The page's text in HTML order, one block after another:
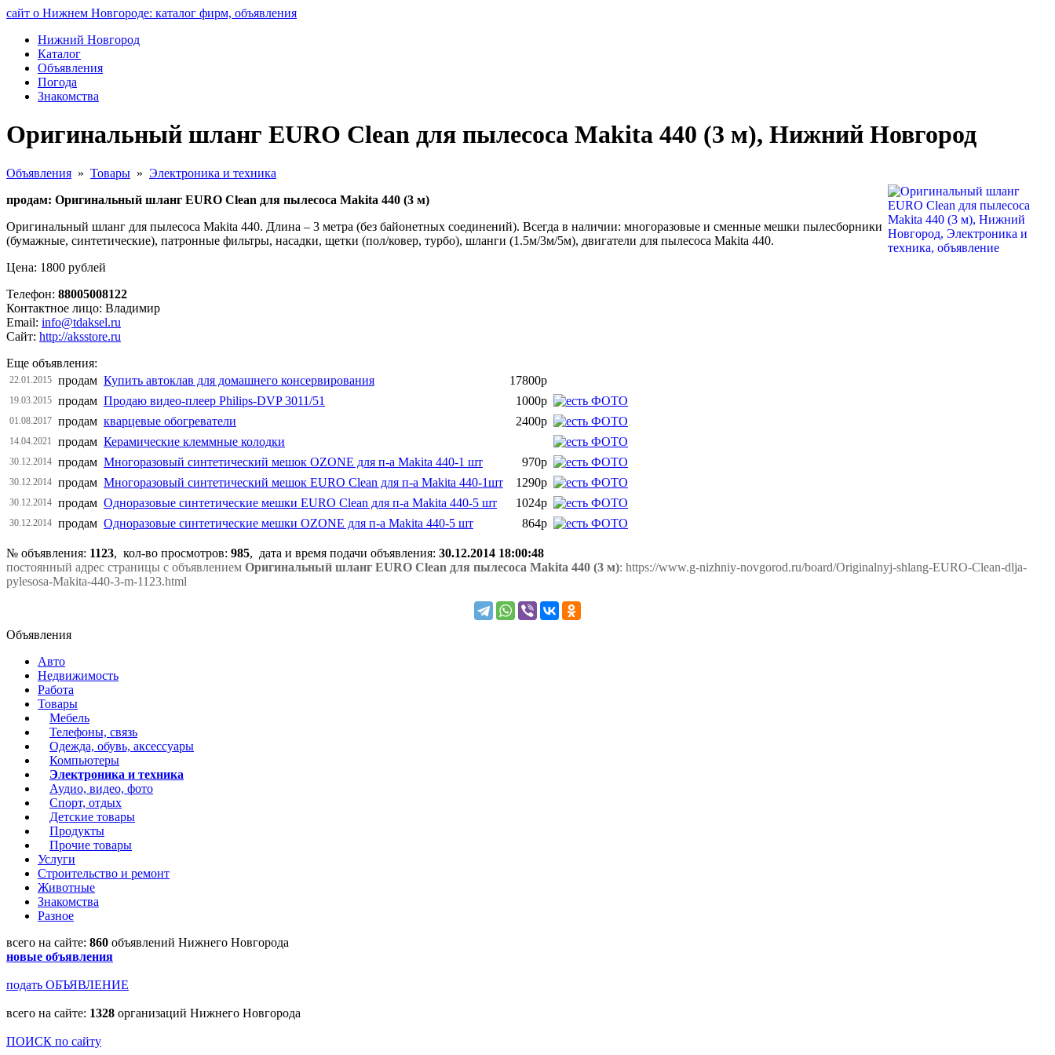
сайт о Нижнем Новгороде: каталог фирм, объявления
Нижний Новгород
Каталог
Объявления
Погода
Знакомства
Оригинальный шланг EURO Clean для пылесоса Makita 440 (3 м), Нижний Новгород
Объявления » Товары » Электроника и техника
продам: Оригинальный шланг EURO Clean для пылесоса Makita 440 (3 м)
Оригинальный шланг для пылесоса Makita 440. Длина – 3 метра (без байонетных соединений). Всегда в наличии: многоразовые и сменные мешки пылесборники
(бумажные, синтетические), патронные фильтры, насадки, щетки (пол/ковер, турбо), шланги (1.5м/3м/5м), двигатели для пылесоса Makita 440.
Цена: 1800 рублей
Телефон: 88005008122
Контактное лицо: Владимир
Email: info@tdaksel.ru
Сайт: http://aksstore.ru
Еще объявления:
22.01.2015 продам Купить автоклав для домашнего консервирования 17800р
19.03.2015 продам Продаю видео-плеер Philips-DVP 3011/51 1000р
01.08.2017 продам кварцевые обогреватели 2400р
14.04.2021 продам Керамические клеммные колодки
30.12.2014 продам Многоразовый синтетический мешок OZONE для п-а Makita 440-1 шт 970р
30.12.2014 продам Многоразовый синтетический мешок EURO Clean для п-а Makita 440-1шт 1290р
30.12.2014 продам Одноразовые синтетические мешки EURO Clean для п-а Makita 440-5 шт 1024р
30.12.2014 продам Одноразовые синтетические мешки OZONE для п-а Makita 440-5 шт 864р
№ объявления: 1123, кол-во просмотров: 985, дата и время подачи объявления: 30.12.2014 18:00:48
постоянный адрес страницы с объявлением Оригинальный шланг EURO Clean для пылесоса Makita 440 (3 м): https://www.g-nizhniy-novgorod.ru/board/Originalnyj-shlang-EURO-Clean-dlja-
pylesosa-Makita-440-3-m-1123.html
Объявления
Авто
Недвижимость
Работа
Товары
Мебель
Телефоны, связь
Одежда, обувь, аксессуары
Компьютеры
Электроника и техника
Аудио, видео, фото
Спорт, отдых
Детские товары
Продукты
Прочие товары
Услуги
Строительство и ремонт
Животные
Знакомства
Разное
всего на сайте: 860 объявлений Нижнего Новгорода
новые объявления
подать ОБЪЯВЛЕНИЕ
всего на сайте: 1328 организаций Нижнего Новгорода
ПОИСК по сайту